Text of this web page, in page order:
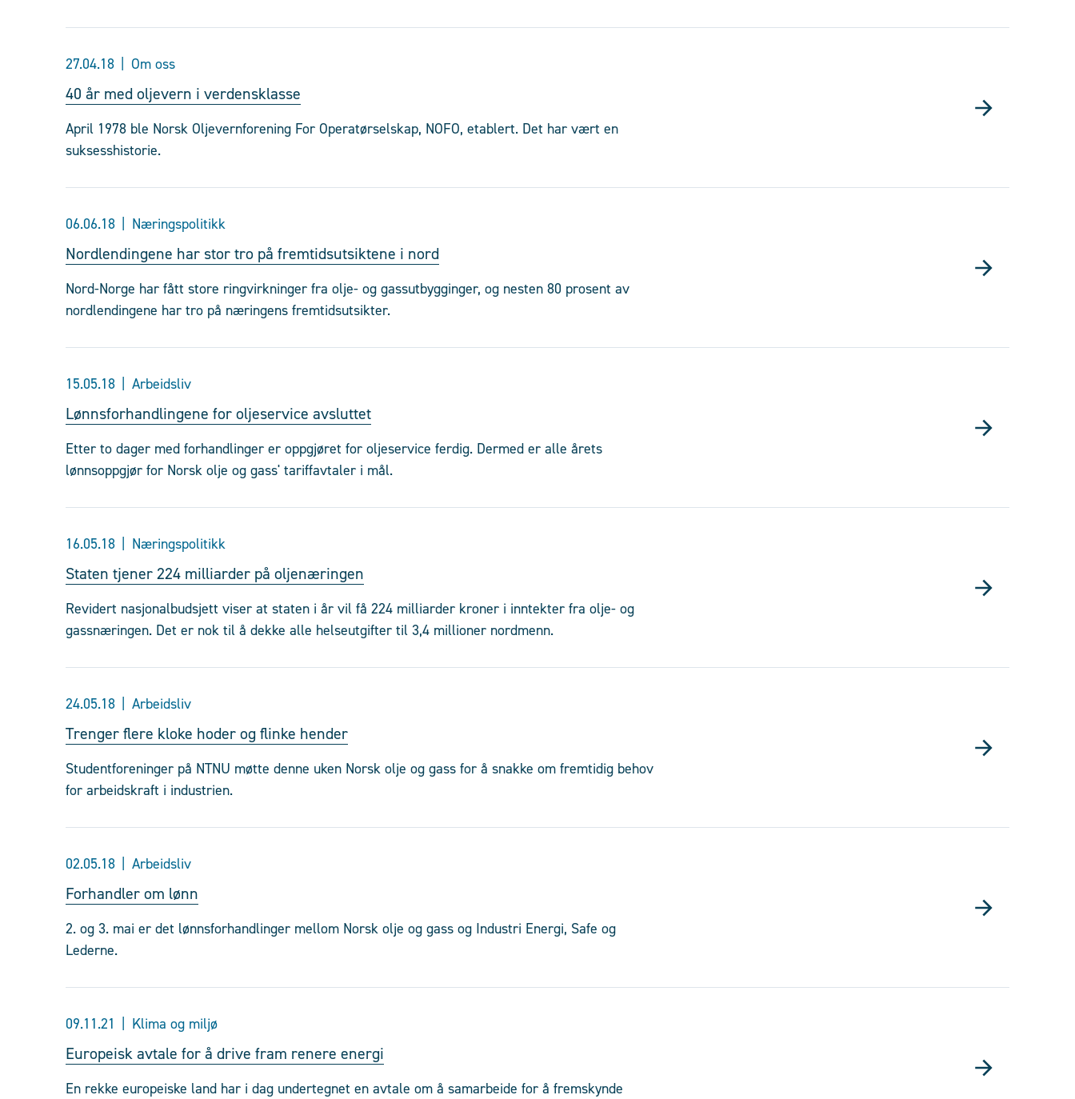
27.04.18 Om oss
40 år med oljevern i verdensklasse
April 1978 ble Norsk Oljevernforening For Operatørselskap, NOFO, etablert. Det har vært en
suksesshistorie.
06.06.18 Næringspolitikk
Nordlendingene har stor tro på fremtidsutsiktene i nord
Nord-Norge har fått store ringvirkninger fra olje- og gassutbygginger, og nesten 80 prosent av
nordlendingene har tro på næringens fremtidsutsikter.
15.05.18 Arbeidsliv
Lønnsforhandlingene for oljeservice avsluttet
Etter to dager med forhandlinger er oppgjøret for oljeservice ferdig. Dermed er alle årets
lønnsoppgjør for Norsk olje og gass' tariffavtaler i mål.
16.05.18 Næringspolitikk
Staten tjener 224 milliarder på oljenæringen
Revidert nasjonalbudsjett viser at staten i år vil få 224 milliarder kroner i inntekter fra olje- og
gassnæringen. Det er nok til å dekke alle helseutgifter til 3,4 millioner nordmenn.
24.05.18 Arbeidsliv
Trenger flere kloke hoder og flinke hender
Studentforeninger på NTNU møtte denne uken Norsk olje og gass for å snakke om fremtidig behov
for arbeidskraft i industrien.
02.05.18 Arbeidsliv
Forhandler om lønn
2. og 3. mai er det lønnsforhandlinger mellom Norsk olje og gass og Industri Energi, Safe og
Lederne.
09.11.21 Klima og miljø
Europeisk avtale for å drive fram renere energi
En rekke europeiske land har i dag undertegnet en avtale om å samarbeide for å fremskynde